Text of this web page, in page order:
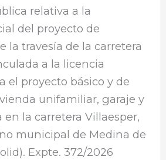
relativa a la
del proyecto de
la travesía de la carretera
a la licencia
el proyecto básico y de
unifamiliar, garaje y
en la carretera Villaesper,
municipal de Medina de
Expte. 372/2026